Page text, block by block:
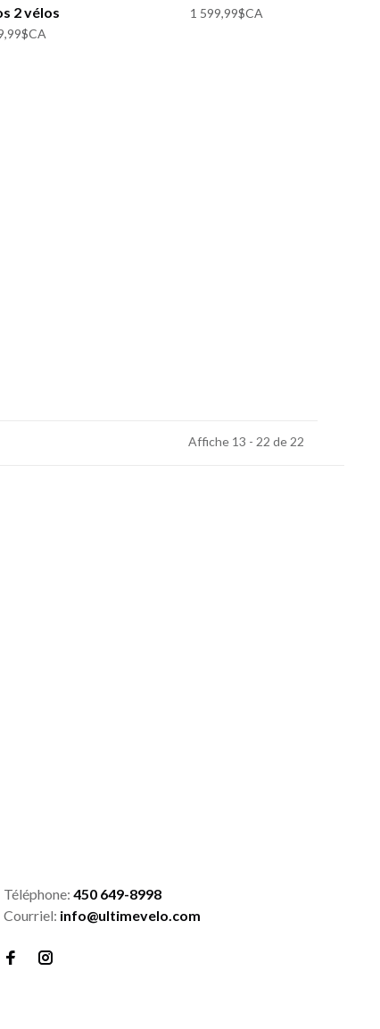
2 vélos
1 599,99$CA
Affiche 13 - 22 de 22
Téléphone: 450 649-8998
Courriel: info@ultimevelo.com